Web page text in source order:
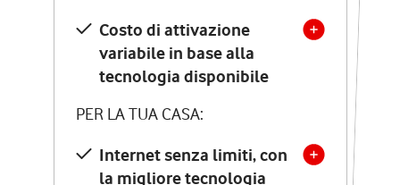
Costo di attivazione
variabile in base alla
tecnologia disponibile
PER LA TUA CASA:
Internet senza limiti, con
la migliore tecnologia
Costo di attivazione
variabile in base alla
tecnologia disponibile
PER LA TUA CASA:
Internet senza limiti, con
la migliore tecnologia
Vodafone